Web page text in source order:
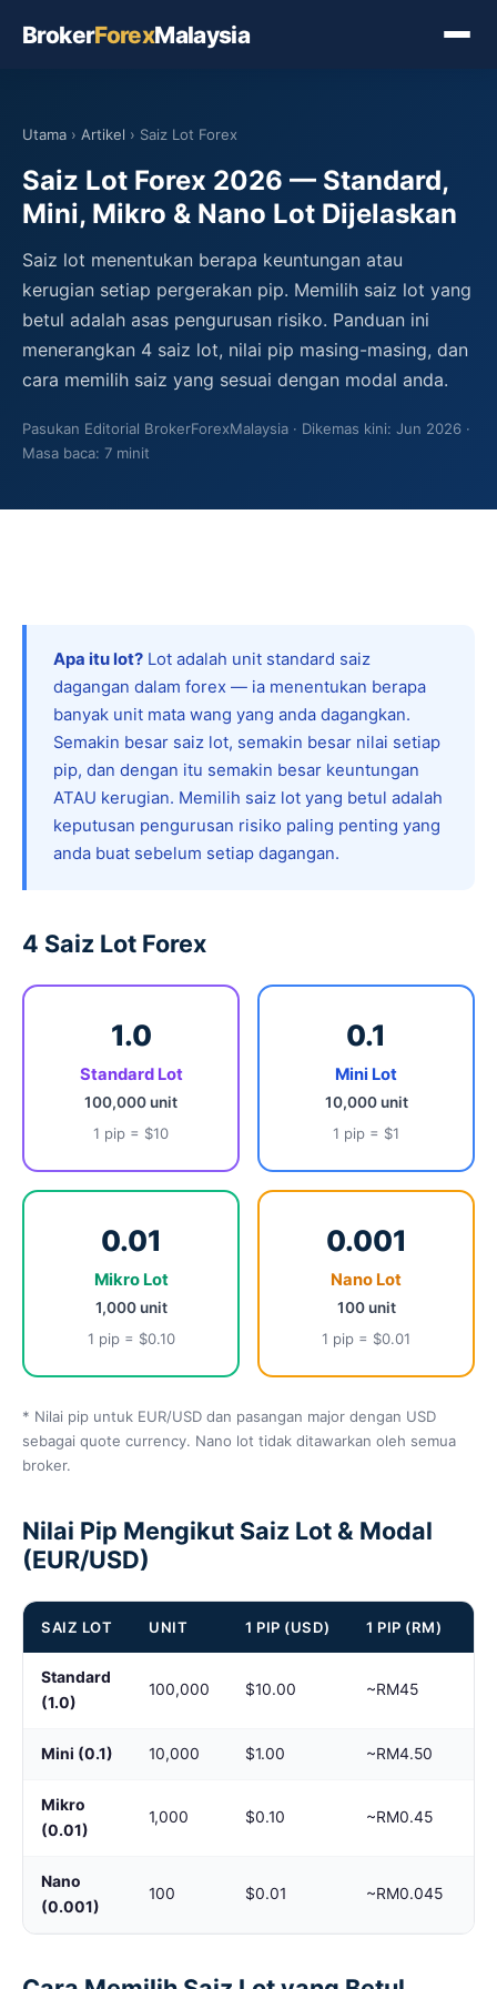
BrokerForexMalaysia
Utama › Artikel › Saiz Lot Forex
Saiz Lot Forex 2026 — Standard,
Mini, Mikro & Nano Lot Dijelaskan
Saiz lot menentukan berapa keuntungan atau
kerugian setiap pergerakan pip. Memilih saiz lot yang
betul adalah asas pengurusan risiko. Panduan ini
menerangkan 4 saiz lot, nilai pip masing-masing, dan
cara memilih saiz yang sesuai dengan modal anda.
Pasukan Editorial BrokerForexMalaysia
Dikemas kini: Jun 2026
Masa baca: 7 minit
Apa itu lot? Lot adalah unit standard saiz
dagangan dalam forex — ia menentukan berapa
banyak unit mata wang yang anda dagangkan.
Semakin besar saiz lot, semakin besar nilai setiap
pip, dan dengan itu semakin besar keuntungan
ATAU kerugian. Memilih saiz lot yang betul adalah
keputusan pengurusan risiko paling penting yang
anda buat sebelum setiap dagangan.
4 Saiz Lot Forex
1.0
Standard Lot
100,000 unit
1 pip = $10
0.1
Mini Lot
10,000 unit
1 pip = $1
0.01
Mikro Lot
1,000 unit
1 pip = $0.10
0.001
Nano Lot
100 unit
1 pip = $0.01
* Nilai pip untuk EUR/USD dan pasangan major dengan USD
sebagai quote currency. Nano lot tidak ditawarkan oleh semua
broker.
Nilai Pip Mengikut Saiz Lot & Modal
(EUR/USD)
SAIZ LOT UNIT 1 PIP (USD) 1 PIP (RM)
Standard
(1.0)
100,000 $10.00 ~RM45
Mini (0.1) 10,000 $1.00 ~RM4.50
Mikro
(0.01)
1,000 $0.10 ~RM0.45
Nano
(0.001)
100 $0.01 ~RM0.045